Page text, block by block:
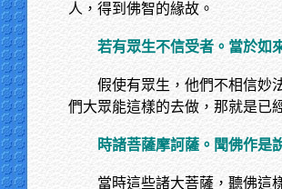
人，得到佛智的緣故。
若有眾生不信受者。當於如
假使有眾生，他們不相信妙
們大眾能這樣的去做，那就是已
時諸菩薩摩訶薩。聞佛作是
當時這些諸大菩薩，聽佛這